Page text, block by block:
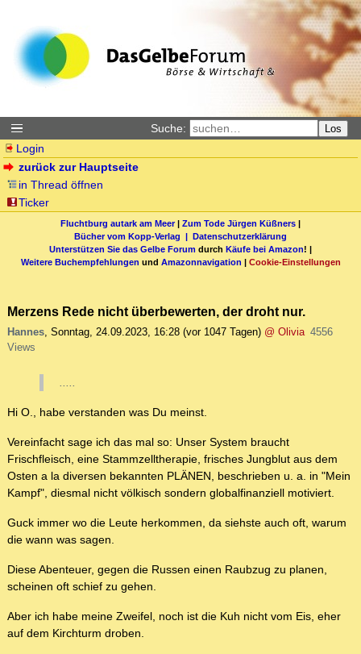
Suche: Los
Login
zurück zur Hauptseite
in Thread öffnen
Ticker
Fluchtburg autark am Meer| Zum Tode Jürgen Küßners |
Bücher vom Kopp-Verlag | Datenschutzerklärung
Unterstützen Sie das Gelbe Forum durch Käufe bei Amazon! |
Weitere Buchempfehlungen und Amazonnavigation | Cookie-Einstellungen
Merzens Rede nicht überbewerten, der droht nur.
Hannes, Sonntag, 24.09.2023, 16:28 (vor 1047 Tagen) @ Olivia 4556
Views
.....
Hi O., habe verstanden was Du meinst.
Vereinfacht sage ich das mal so: Unser System braucht
Frischfleisch, eine Stammzelltherapie, frisches Jungblut aus dem
Osten a la diversen bekannten PLÄNEN, beschrieben u. a. in "Mein
Kampf", diesmal nicht völkisch sondern globalfinanziell motiviert.
Guck immer wo die Leute herkommen, da siehste auch oft, warum
die wann was sagen.
Diese Abenteuer, gegen die Russen einen Raubzug zu planen,
scheinen oft schief zu gehen.
Aber ich habe meine Zweifel, noch ist die Kuh nicht vom Eis, eher
auf dem Kirchturm droben.